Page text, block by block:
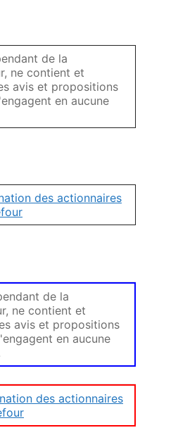
de la
ne contient et
avis et propositions
en aucune
des actionnaires
de la
ne contient et
avis et propositions
en aucune
des actionnaires